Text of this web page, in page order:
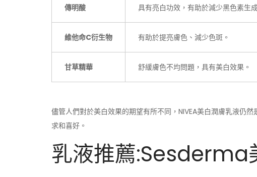
傳明酸 具有亮白功效，有助於減少黑色素生
維他命C衍生物 有助於提亮膚色、減少色斑。
甘草精華 舒緩膚色不均問題，具有美白效果。
儘管人們對於美白效果的期望有所不同，NIVEA美白潤膚乳液仍
求和喜好。
乳液推薦:Sesderma